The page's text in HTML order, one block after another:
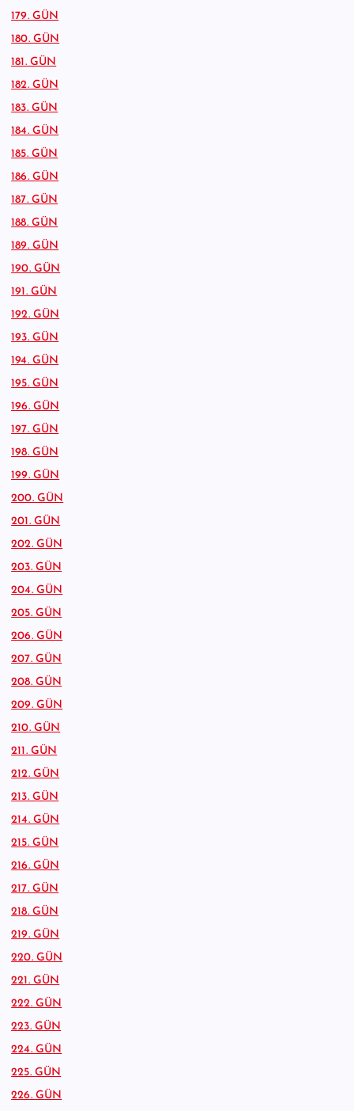
179. GÜN
180. GÜN
181. GÜN
182. GÜN
183. GÜN
184. GÜN
185. GÜN
186. GÜN
187. GÜN
188. GÜN
189. GÜN
190. GÜN
191. GÜN
192. GÜN
193. GÜN
194. GÜN
195. GÜN
196. GÜN
197. GÜN
198. GÜN
199. GÜN
200. GÜN
201. GÜN
202. GÜN
203. GÜN
204. GÜN
205. GÜN
206. GÜN
207. GÜN
208. GÜN
209. GÜN
210. GÜN
211. GÜN
212. GÜN
213. GÜN
214. GÜN
215. GÜN
216. GÜN
217. GÜN
218. GÜN
219. GÜN
220. GÜN
221. GÜN
222. GÜN
223. GÜN
224. GÜN
225. GÜN
226. GÜN